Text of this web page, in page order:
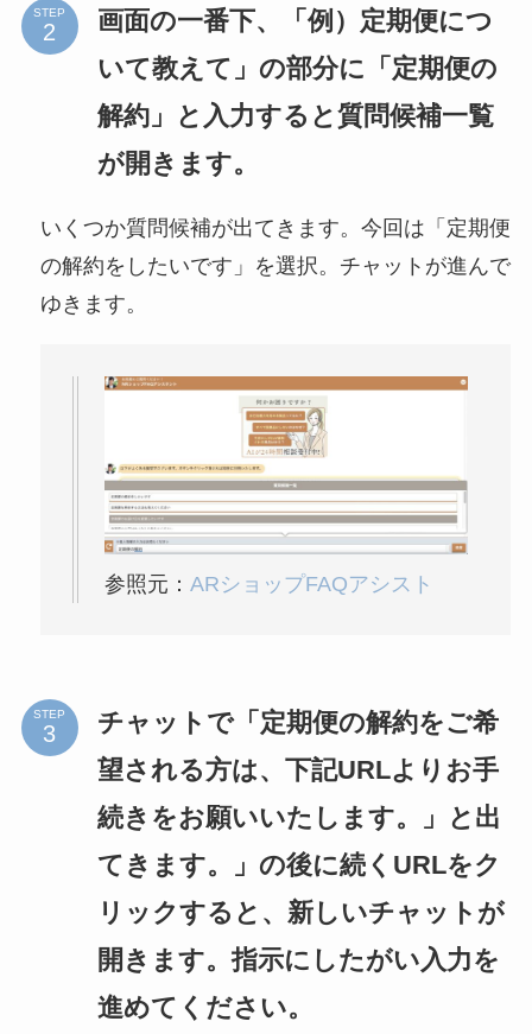
STEP
画面の一番下、「例）定期便につ
いて教えて」の部分に「定期便の
解約」と入力すると質問候補一覧
が開きます。
いくつか質問候補が出てきます。今回は「定期便
の解約をしたいです」を選択。チャットが進んで
ゆきます。
参照元： ARショップFAQアシスト
STEP
チャットで「定期便の解約をご希
望される方は、下記URLよりお手
続きをお願いいたします。」と出
てきます。」の後に続くURLをク
リックすると、新しいチャットが
開きます。指示にしたがい入力を
進めてください。